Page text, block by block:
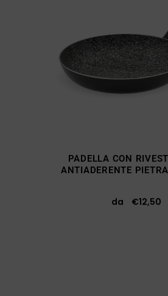
PADELLA CON
ANTIADERENTE
da €12,50